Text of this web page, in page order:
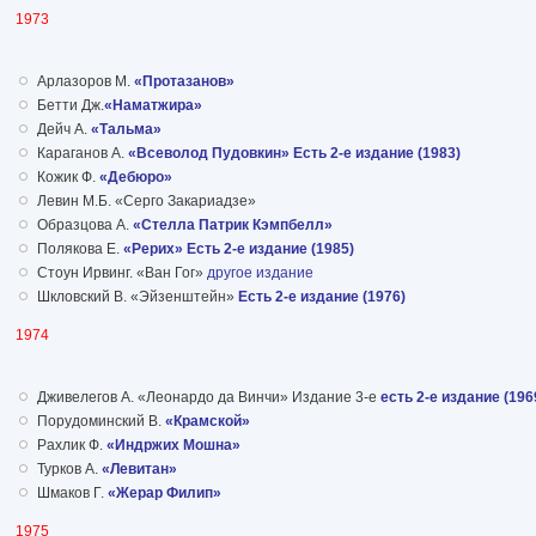
1973
Арлазоров М. «Протазанов»
Бетти Дж.«Наматжира»
Дейч А. «Тальма»
Караганов А. «Всеволод Пудовкин» Есть 2-е издание (1983)
Кожик Ф. «Дебюро»
Левин М.Б. «Серго Закариадзе»
Образцова А. «Стелла Патрик Кэмпбелл»
Полякова Е. «Рерих» Есть 2-е издание (1985)
Стоун Ирвинг. «Ван Гог» другое издание
Шкловский В. «Эйзенштейн» Есть 2-е издание (1976)
1974
Дживелегов А. «Леонардо да Винчи» Издание 3-е есть 2-е издание
Порудоминский В. «Крамской»
Рахлик Ф. «Индржих Мошна»
Турков А. «Левитан»
Шмаков Г. «Жерар Филип»
1975